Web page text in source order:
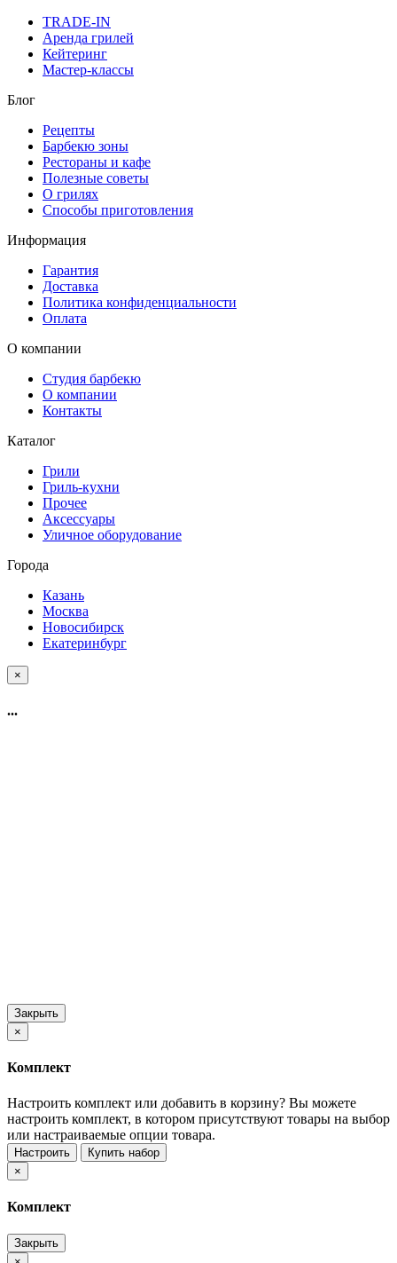
TRADE-IN
Аренда грилей
Кейтеринг
Мастер-классы
Блог
Рецепты
Барбекю зоны
Рестораны и кафе
Полезные советы
О грилях
Способы приготовления
Информация
Гарантия
Доставка
Политика конфиденциальности
Оплата
О компании
Студия барбекю
О компании
Контакты
Каталог
Грили
Гриль-кухни
Прочее
Аксессуары
Уличное оборудование
Города
Казань
Москва
Новосибирск
Екатеринбург
×
...
Закрыть
×
Комплект
Настроить комплект или добавить в корзину? Вы можете
настроить комплект, в котором присутствуют товары на выбор
или настраиваемые опции товара.
Настроить
Купить набор
×
Комплект
Закрыть